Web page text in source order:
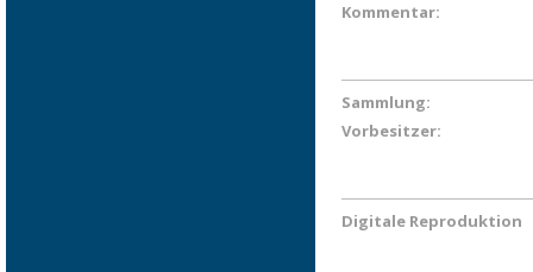
Kommentar:
Sammlung:
Vorbesitzer:
Digitale Reproduktion